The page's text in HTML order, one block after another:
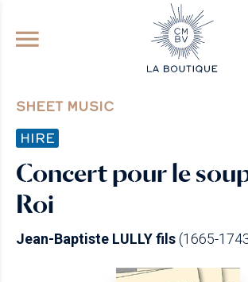
GO TO PRINCIPAL
SHEET MUSIC
HIRE
Concert pour le
Roi
Jean-Baptiste LULLY fils(1665-